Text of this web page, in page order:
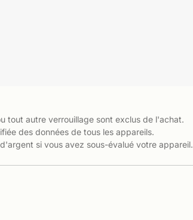
tout autre verrouillage sont exclus de l'achat.
des données de tous les appareils.
si vous avez sous-évalué votre appareil.